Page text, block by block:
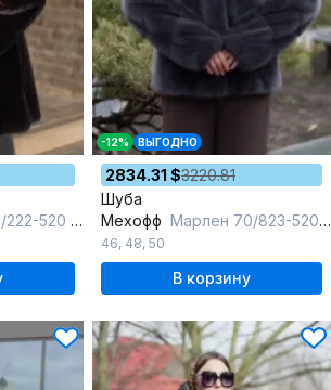
коричневый
-12% ВЫГОДНО
2834.31 $3220.81
Шуба
Мехофф Марлен 70/823-520 темный_кот
46, 48, 50
В корзину